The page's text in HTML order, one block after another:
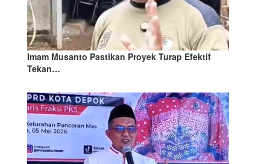
Imam Musanto Pastikan Proyek Turap Efektif
Tekan…